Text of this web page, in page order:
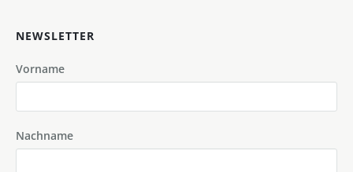
NEWSLETTER
Vorname
Nachname